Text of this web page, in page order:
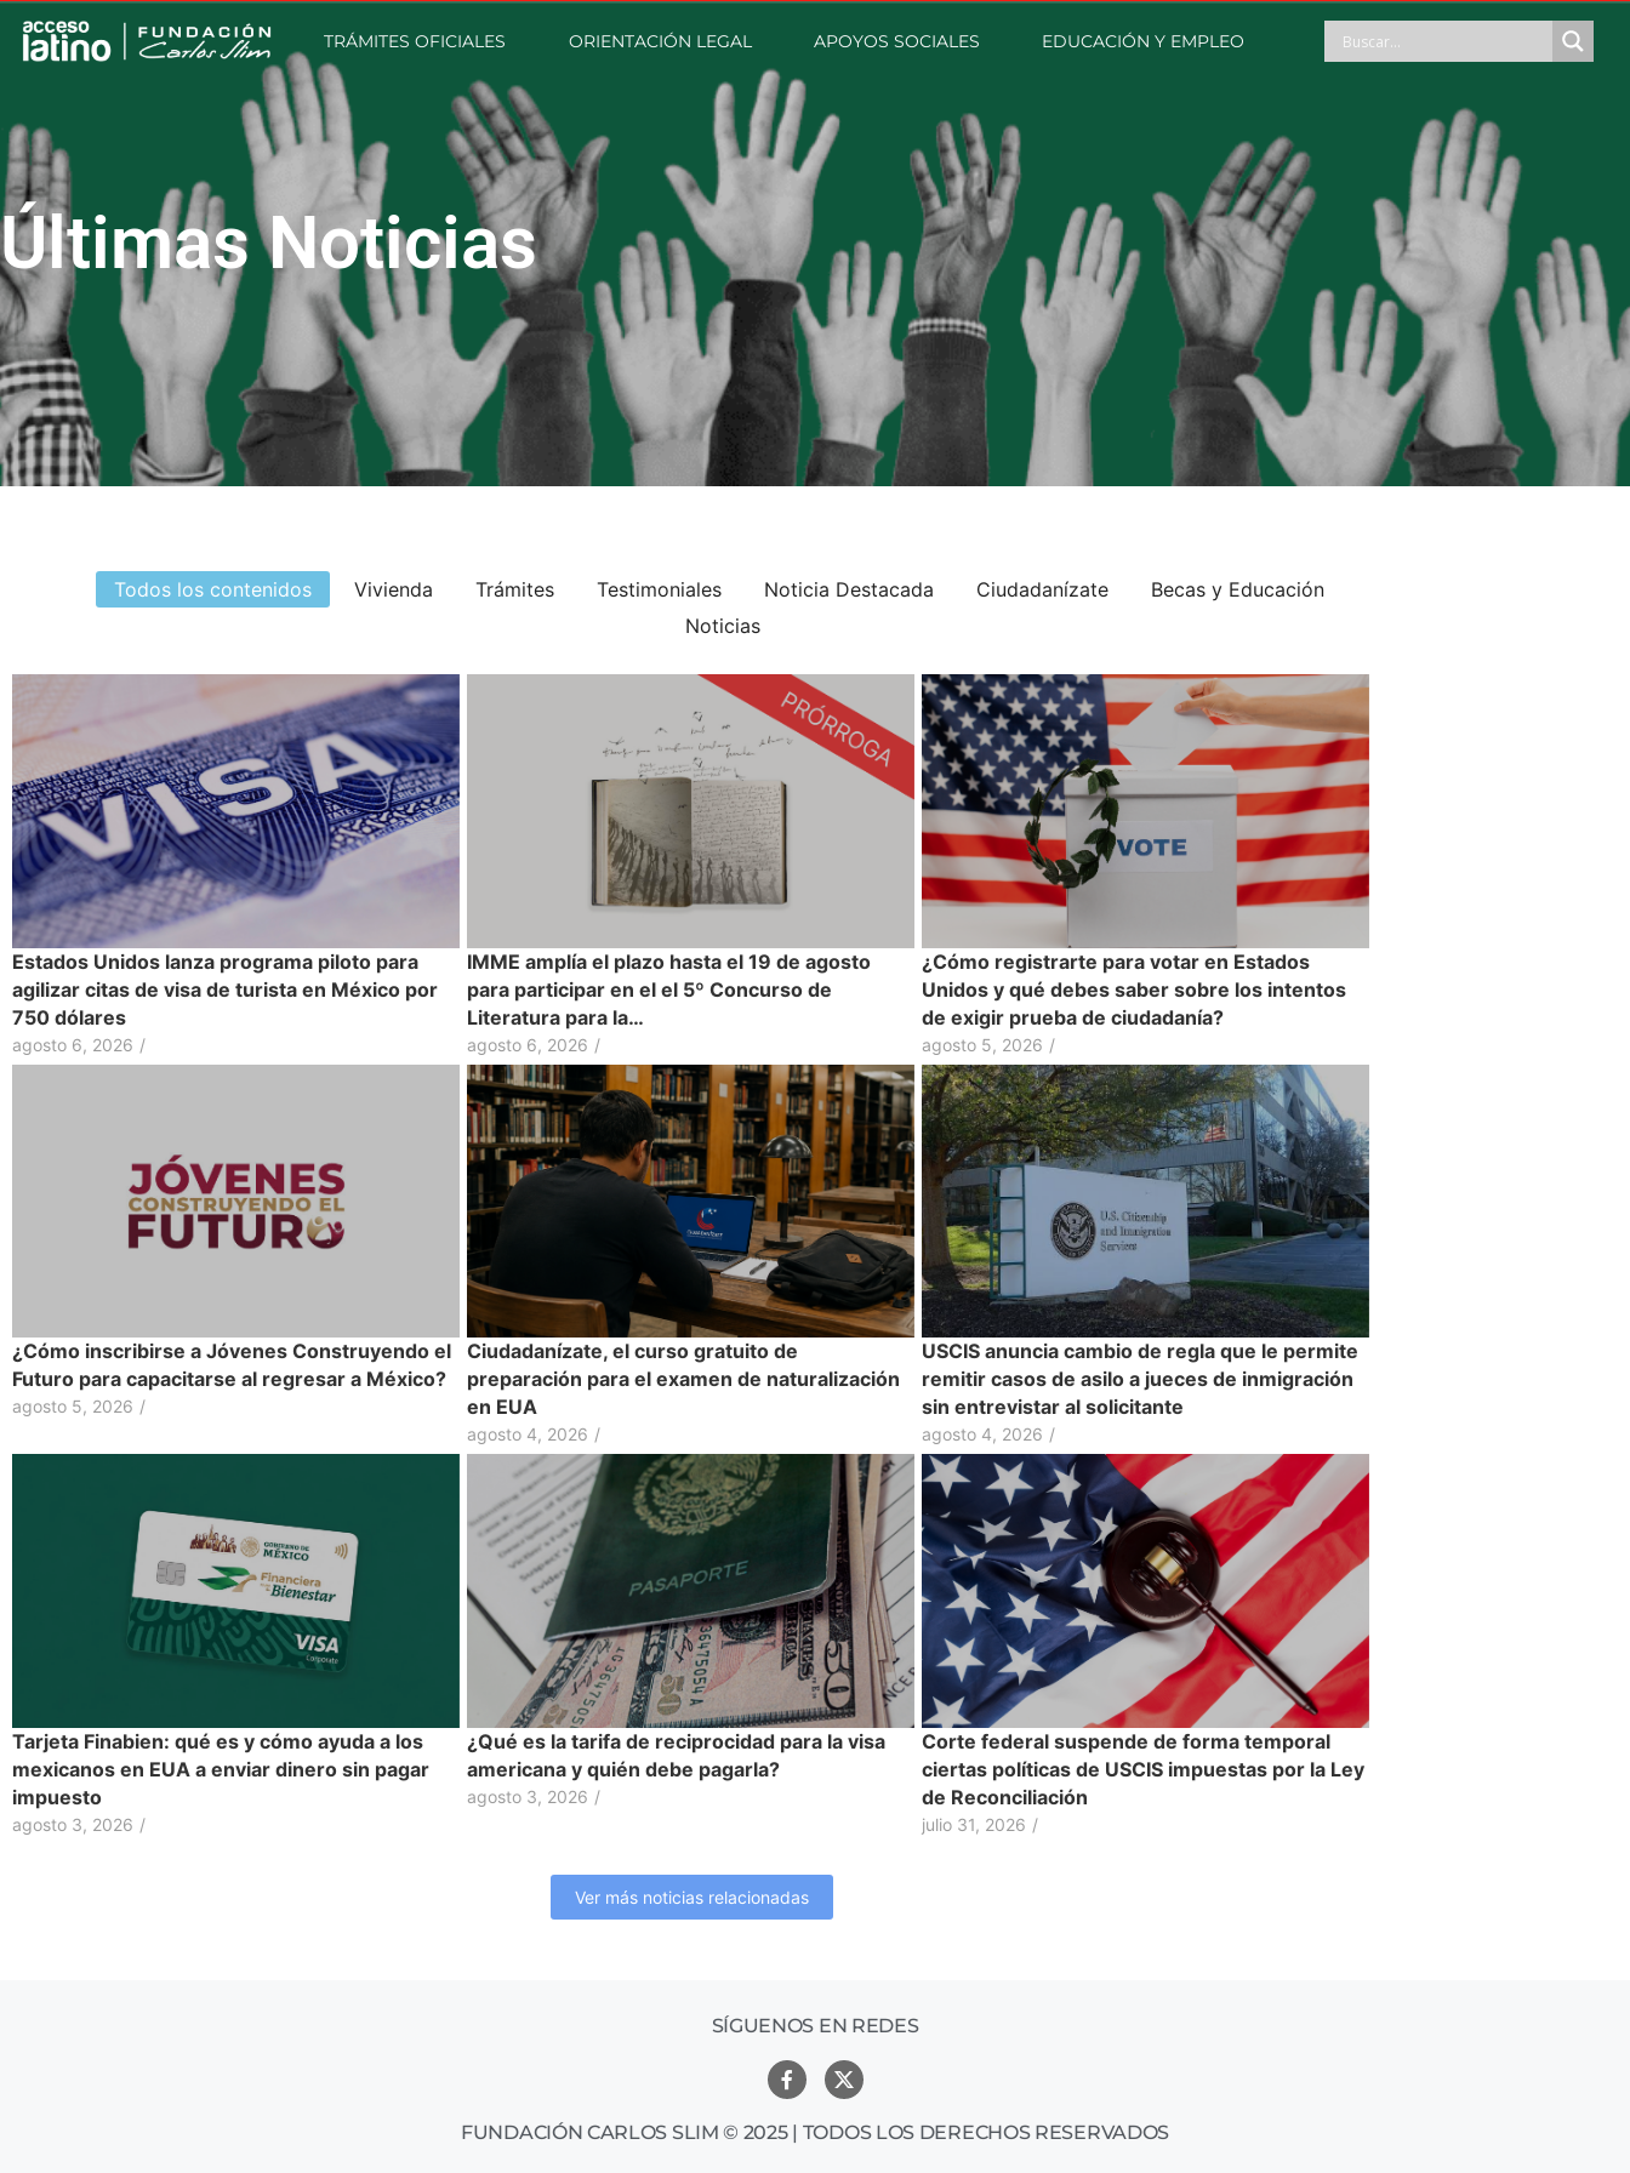
TRÁMITES OFICIALES ORIENTACIÓN LEGAL APOYOS SOCIALES EDUCACIÓN Y EMPLEO
Últimas Noticias
Todos los contenidos Vivienda Trámites Testimoniales Noticia Destacada Ciudadanízate
Becas y Educación
Noticias
Estados Unidos lanza programa piloto para
agilizar citas de visa de turista en México por
750 dólares
agosto 6, 2026 /
IMME amplía el plazo hasta el 19 de agosto
para participar en el el 5º Concurso de
Literatura para la…
agosto 6, 2026 /
¿Cómo registrarte para votar en Estados
Unidos y qué debes saber sobre los intentos
de exigir prueba de ciudadanía?
agosto 5, 2026 /
¿Cómo inscribirse a Jóvenes Construyendo el
Futuro para capacitarse al regresar a México?
agosto 5, 2026 /
Ciudadanízate, el curso gratuito de
preparación para el examen de naturalización
en EUA
agosto 4, 2026 /
USCIS anuncia cambio de regla que le permite
remitir casos de asilo a jueces de inmigración
sin entrevistar al solicitante
agosto 4, 2026 /
Tarjeta Finabien: qué es y cómo ayuda a los
mexicanos en EUA a enviar dinero sin pagar
impuesto
agosto 3, 2026 /
¿Qué es la tarifa de reciprocidad para la visa
americana y quién debe pagarla?
agosto 3, 2026 /
Corte federal suspende de forma temporal
ciertas políticas de USCIS impuestas por la Ley
de Reconciliación
julio 31, 2026 /
Ver más noticias relacionadas
SÍGUENOS EN REDES
FUNDACIÓN CARLOS SLIM © 2025 | TODOS LOS DERECHOS RESERVADOS